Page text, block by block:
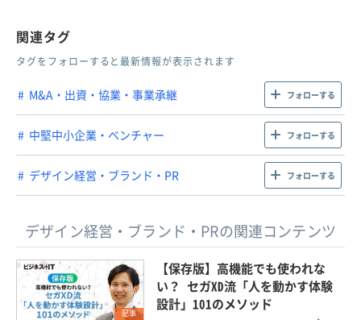
関連タグ
タグをフォローすると最新情報が表示されます
M&A・出資・協業・事業承継 フォローする
中堅中小企業・ベンチャー フォローする
デザイン経営・ブランド・PR フォローする
デザイン経営・ブランド・PRの関連コンテンツ
記事
【保存版】高機能でも使われな
い？ セガXD流「人を動かす体験
設計」101のメソッド